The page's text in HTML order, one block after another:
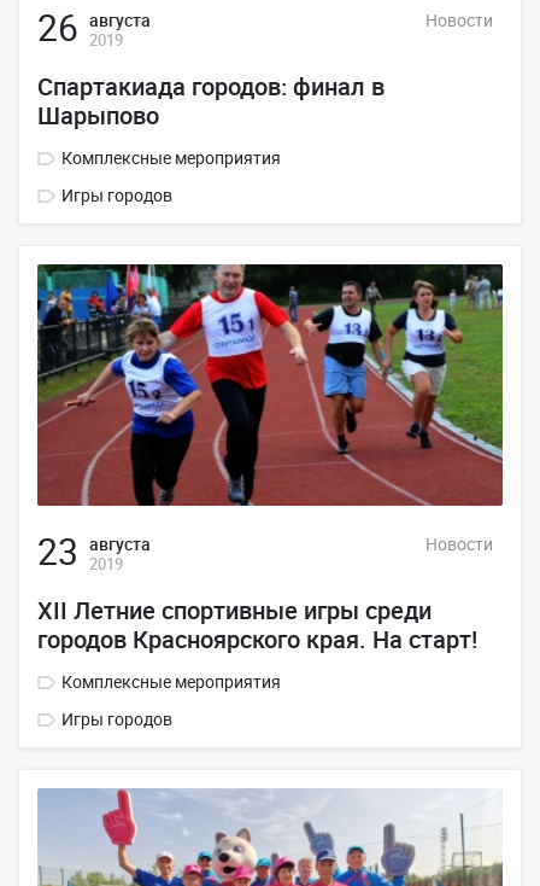
26 августа
2019
Новости
Спартакиада городов: финал в
Шарыпово
Комплексные мероприятия
Игры городов
23 августа
2019
Новости
XII Летние спортивные игры среди
городов Красноярского края. На старт!
Комплексные мероприятия
Игры городов